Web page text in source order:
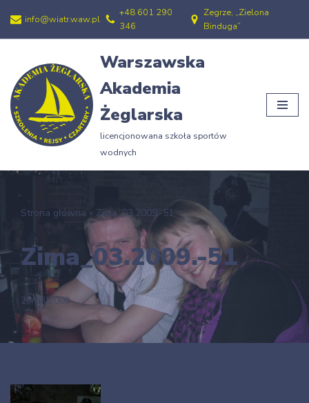
Przejdź
treści
info@wiatr.waw.pl
+48 601 290
346
Zegrze, „Zielona
Binduga”
Warszawska
Akademia
Żeglarska
licencjonowana szkoła sportów
wodnych
Strona główna » Zima_03.2009.-51
Zima_03.2009.-51
26/03/2009